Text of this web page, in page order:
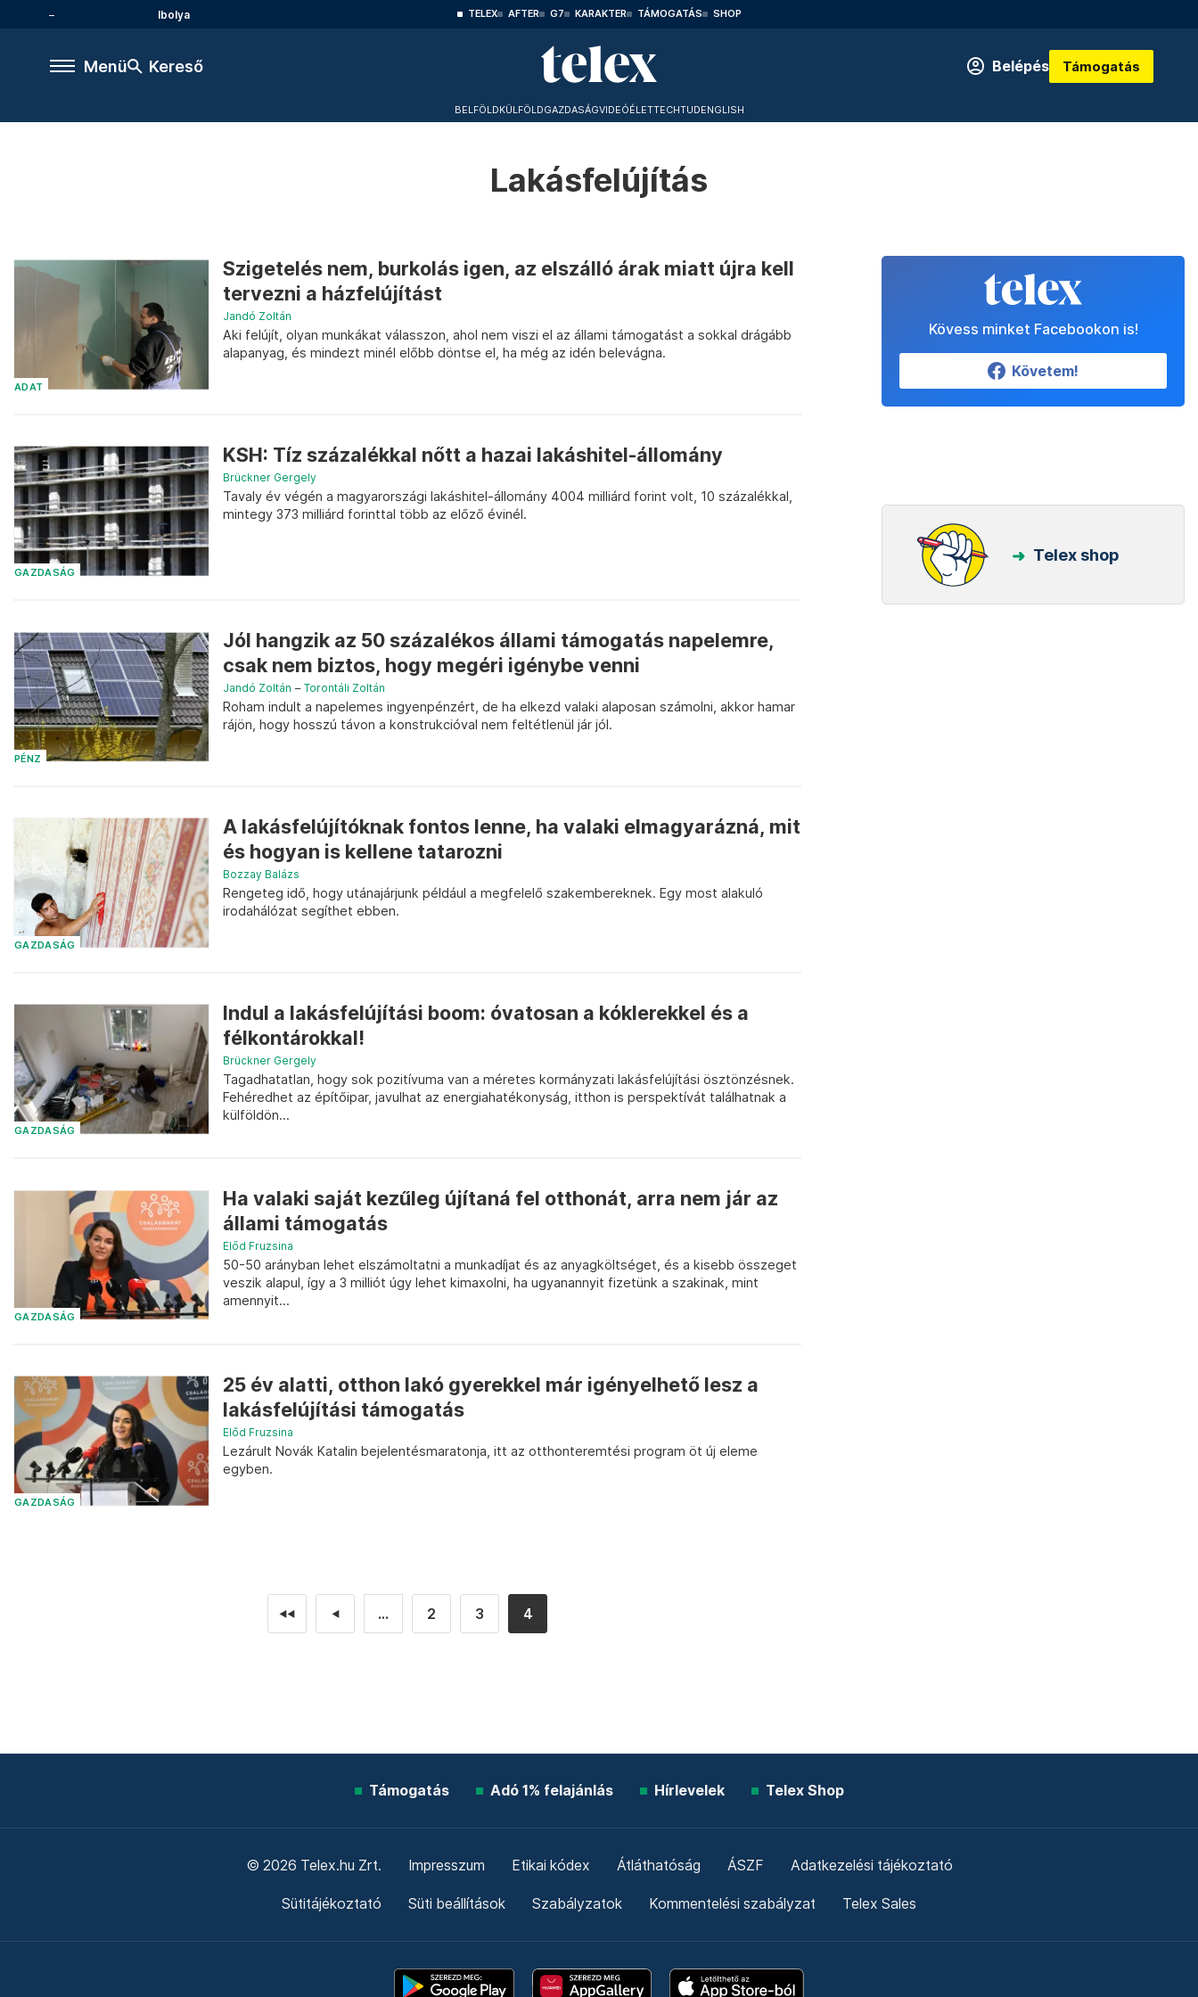
Ibolya TELEX AFTER G7 KARAKTER TÁMOGATÁS SHOP
Menü Kereső Belépés Támogatás
BELFÖLDKÜLFÖLDGAZDASÁGVIDEÓÉLETTECHTUDENGLISH
Lakásfelújítás
ADAT
Szigetelés nem, burkolás igen, az elszálló árak miatt újra kell
tervezni a házfelújítást
Jandó Zoltán
Aki felújít, olyan munkákat válasszon, ahol nem viszi el az állami támogatást a sokkal drágább
alapanyag, és mindezt minél előbb döntse el, ha még az idén belevágna.
GAZDASÁG
KSH: Tíz százalékkal nőtt a hazai lakáshitel-állomány
Brückner Gergely
Tavaly év végén a magyarországi lakáshitel-állomány 4004 milliárd forint volt, 10 százalékkal,
mintegy 373 milliárd forinttal több az előző évinél.
PÉNZ
Jól hangzik az 50 százalékos állami támogatás napelemre,
csak nem biztos, hogy megéri igénybe venni
Jandó Zoltán – Torontáli Zoltán
Roham indult a napelemes ingyenpénzért, de ha elkezd valaki alaposan számolni, akkor hamar
rájön, hogy hosszú távon a konstrukcióval nem feltétlenül jár jól.
GAZDASÁG
A lakásfelújítóknak fontos lenne, ha valaki elmagyarázná, mit
és hogyan is kellene tatarozni
Bozzay Balázs
Rengeteg idő, hogy utánajárjunk például a megfelelő szakembereknek. Egy most alakuló
irodahálózat segíthet ebben.
GAZDASÁG
Indul a lakásfelújítási boom: óvatosan a kóklerekkel és a
félkontárokkal!
Brückner Gergely
Tagadhatatlan, hogy sok pozitívuma van a méretes kormányzati lakásfelújítási ösztönzésnek.
Fehéredhet az építőipar, javulhat az energiahatékonyság, itthon is perspektívát találhatnak a
külföldön...
GAZDASÁG
Ha valaki saját kezűleg újítaná fel otthonát, arra nem jár az
állami támogatás
Előd Fruzsina
50-50 arányban lehet elszámoltatni a munkadíjat és az anyagköltséget, és a kisebb összeget
veszik alapul, így a 3 milliót úgy lehet kimaxolni, ha ugyanannyit fizetünk a szakinak, mint
amennyit...
GAZDASÁG
25 év alatti, otthon lakó gyerekkel már igényelhető lesz a
lakásfelújítási támogatás
Előd Fruzsina
Lezárult Novák Katalin bejelentésmaratonja, itt az otthonteremtési program öt új eleme
egyben.
◄◄ ◄ ... 2 3 4
Kövess minket Facebookon is!
Követem!
Telex shop
Támogatás Adó 1% felajánlás Hírlevelek Telex Shop
© 2026 Telex.hu Zrt. Impresszum Etikai kódex Átláthatóság ÁSZF Adatkezelési tájékoztató
Sütitájékoztató Süti beállítások Szabályzatok Kommentelési szabályzat Telex Sales